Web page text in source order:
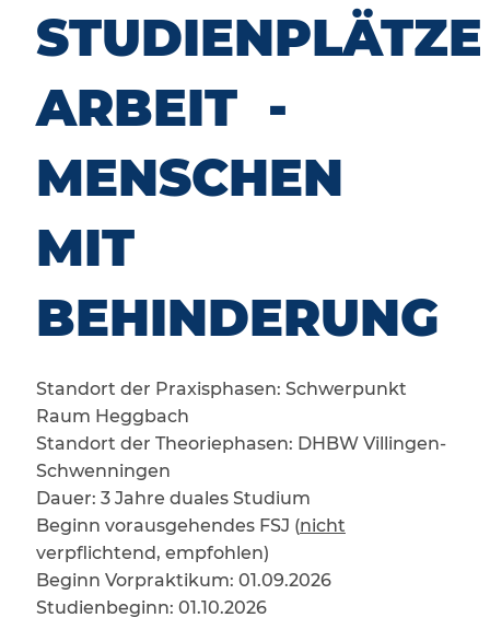
ARBEIT -
MENSCHEN
MIT
BEHINDERUNG
Standort der Praxisphasen: Schwerpunkt
Raum Heggbach
Standort der Theoriephasen: DHBW Villingen-
Schwenningen
Dauer: 3 Jahre duales Studium
Beginn vorausgehendes FSJ (nicht
verpflichtend, empfohlen)
Beginn Vorpraktikum: 01.09.2026
Studienbeginn: 01.10.2026